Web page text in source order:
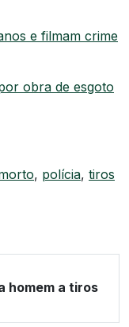
e filmam crime
obra de esgoto
, polícia, tiros
homem a tiros